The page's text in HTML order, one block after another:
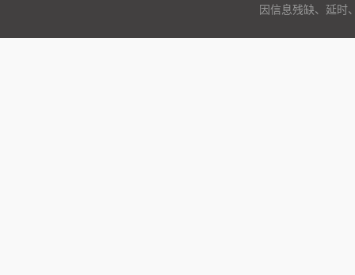
因信息残缺、延时